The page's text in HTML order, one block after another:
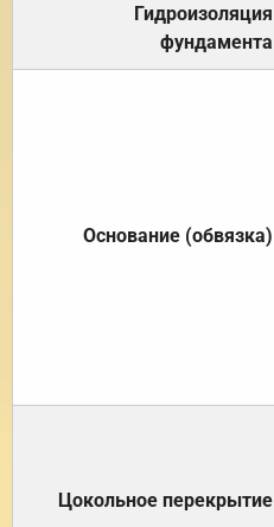
Гидроизоляция
фундамента
Основание (обвязка)
Цокольное перекрытие